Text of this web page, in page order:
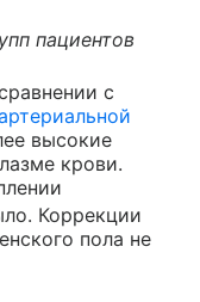
пациентов
с
высокие
крови.
Коррекции
пола не